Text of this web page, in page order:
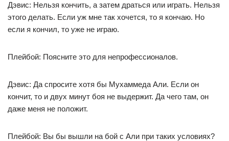
Дэвис: Нельзя кончить, а затем драться или играть. Нельзя
этого делать. Если уж мне так хочется, то я кончаю. Но
если я кончил, то уже не играю.
Плейбой: Поясните это для непрофессионалов.
Дэвис: Да спросите хотя бы Мухаммеда Али. Если он
кончит, то и двух минут боя не выдержит. Да чего там, он
даже меня не положит.
Плейбой: Вы бы вышли на бой с Али при таких условиях?